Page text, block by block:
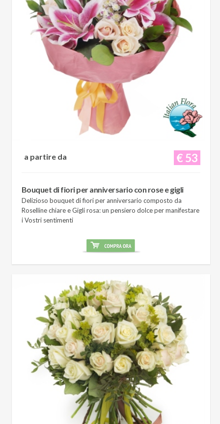
€ 53
a partire da
Bouquet di fiori per anniversario con rose e gigli
Delizioso bouquet di fiori per anniversario composto da
Roselline chiare e Gigli rosa: un pensiero dolce per manifestare
i Vostri sentimenti